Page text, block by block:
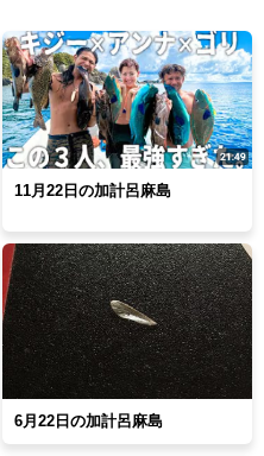
11月22日の加計呂麻島
6月22日の加計呂麻島